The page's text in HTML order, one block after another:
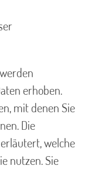
erhoben.
mit denen Sie
Die
welche
nutzen. Sie